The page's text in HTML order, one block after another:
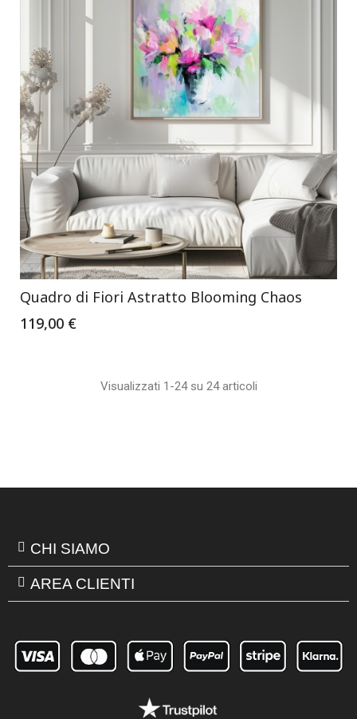
Quadro di Fiori Astratto Blooming Chaos
119,00 €
Visualizzati 1-24 su 24 articoli
CHI SIAMO
AREA CLIENTI